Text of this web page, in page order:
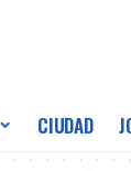
CIUDAD